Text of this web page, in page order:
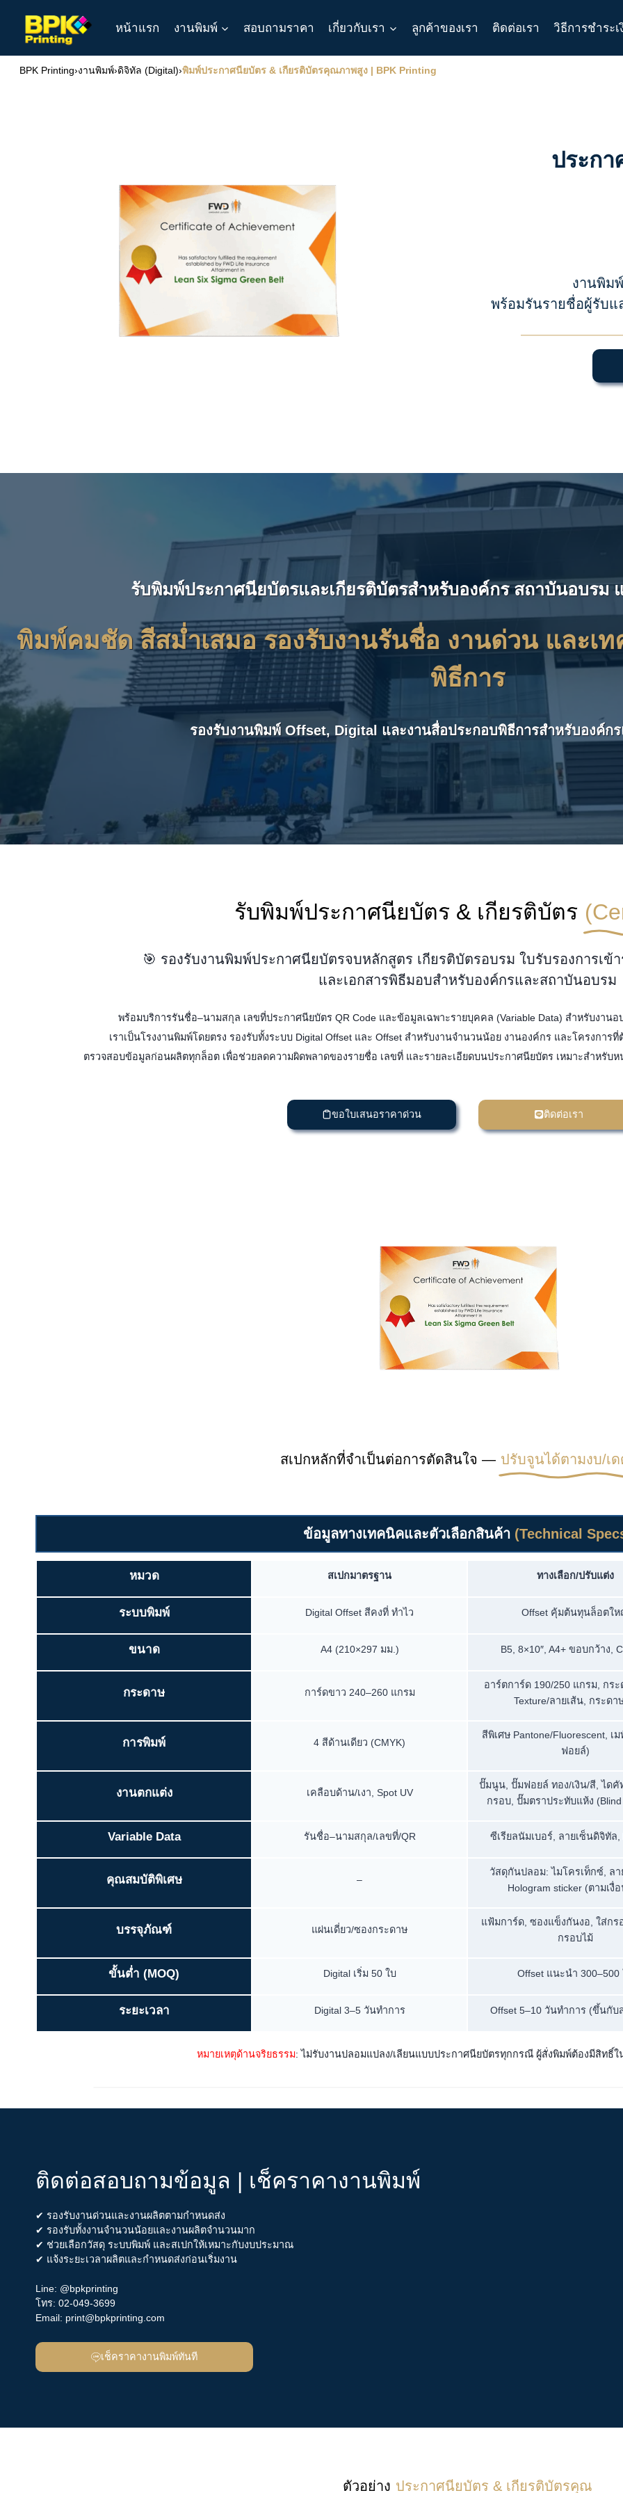
content
หน้าแรก งานพิมพ์ สอบถามราคา เกี่ยวกับเรา ลูกค้าของเรา ติดต่อเรา วิธีการชำระเ
BPK Printing›งานพิมพ์›ดิจิทัล (Digital)›พิมพ์ประกาศนียบัตร & เกียรติบัตรคุณภาพสูง | BPK Printing
ประกา
งานพิม
พร้อมรันรายชื่อผู้รับแ
รับพิมพ์ประกาศนียบัตรและเกียรติบัตรสำหรับองค์กร สถาบันอบรม
พิมพ์คมชัด สีสม่ำเสมอ รองรับงานรันชื่อ งานด่วน และเ
พิธีการ
รองรับงานพิมพ์ Offset, Digital และงานสื่อประกอบพิธีการสำหรับองค์ก
รับพิมพ์ประกาศนียบัตร & เกียรติบัตร
🎯 รองรับงานพิมพ์ประกาศนียบัตรจบหลักสูตร เกียรติบัตรอบรม ใบรับรองการเข้
และเอกสารพิธีมอบสำหรับองค์กรและสถาบันอบรม
พร้อมบริการรันชื่อ–นามสกุล เลขที่ประกาศนียบัตร QR Code และข้อมูลเฉพาะรายบุคคล (Variable Data) สำหรับงาน
เราเป็นโรงงานพิมพ์โดยตรง รองรับทั้งระบบ Digital Offset และ Offset สำหรับงานจำนวนน้อย งานองค์กร และโครงกา
ตรวจสอบข้อมูลก่อนผลิตทุกล็อต เพื่อช่วยลดความผิดพลาดของรายชื่อ เลขที่ และรายละเอียดบนประกาศนียบัตร เหมาะสำหรับ
ขอใบเสนอราคาด่วน ติดต่อเรา
สเปกหลักที่จำเป็นต่อการตัดสินใจ — ปรับจูนได้ตามงบ/เ
ข้อมูลทางเทคนิคและตัวเลือกสินค้า (Technical
หมวด สเปกมาตรฐาน ทางเลือก/ปรับแต่ง
ระบบพิมพ์ Digital Offset สีคงที่ ทำไว Offset คุ้มต้นทุนล็อตใ
ขนาด A4 (210×297 มม.) B5, 8×10″, A4+ ขอบกว้าง,
กระดาษ การ์ดขาว 240–260 แกรม
อาร์ตการ์ด 190/250 แกรม, กระ
Texture/ลายเส้น, กระดา
การพิมพ์ 4 สีด้านเดียว (CMYK)
สีพิเศษ Pantone/Fluorescent, เ
ฟอยล์)
งานตกแต่ง เคลือบด้าน/เงา, Spot UV
ปั๊มนูน, ปั๊มฟอยล์ ทอง/เงิน/สี, ได
กรอบ, ปั๊มตราประทับแห้ง (Blind
Variable Data รันชื่อ–นามสกุล/เลขที่/QR ซีเรียลนัมเบอร์, ลายเซ็นดิจิทัล,
คุณสมบัติพิเศษ –
วัสดุกันปลอม: ไมโครเท็กซ์, ลา
Hologram sticker (ตามเงื่
บรรจุภัณฑ์ แผ่นเดี่ยว/ซองกระดาษ
แฟ้มการ์ด, ซองแข็งกันงอ, ใส่กร
กรอบไม้
ขั้นต่ำ (MOQ) Digital เริ่ม 50 ใบ Offset แนะนำ 300–500
ระยะเวลา Digital 3–5 วันทำการ Offset 5–10 วันทำการ (ขึ้นกับ
หมายเหตุด้านจริยธรรม: ไม่รับงานปลอมแปลง/เลียนแบบประกาศนียบัตรทุกกรณี ผู้สั่งพิมพ์ต้องมีสิทธิ์
ติดต่อสอบถามข้อมูล | เช็คราคางานพิมพ์
✔ รองรับงานด่วนและงานผลิตตามกำหนดส่ง
✔ รองรับทั้งงานจำนวนน้อยและงานผลิตจำนวนมาก
✔ ช่วยเลือกวัสดุ ระบบพิมพ์ และสเปกให้เหมาะกับงบประมาณ
✔ แจ้งระยะเวลาผลิตและกำหนดส่งก่อนเริ่มงาน
Line: @bpkprinting
โทร: 02-049-3699
Email: print@bpkprinting.com
เช็คราคางานพิมพ์ทันที
ตัวอย่าง ประกาศนียบัตร & เกียรติบัตรคุณ